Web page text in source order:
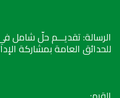
الرسالة: تقديـــم حلّ شامل
للحدائق العامة بمشاركة